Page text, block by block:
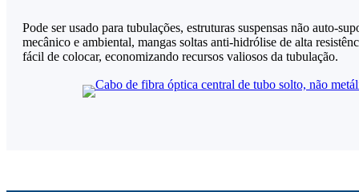
Pode ser usado para tubulações, estruturas suspensas não auto-
mecânico e ambiental, mangas soltas anti-hidrólise de alta
fácil de colocar, economizando recursos valiosos da tubulação.